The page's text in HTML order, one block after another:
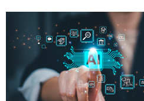
Ecommerce
Email Marketing
Fatturazione
Financial Solutions